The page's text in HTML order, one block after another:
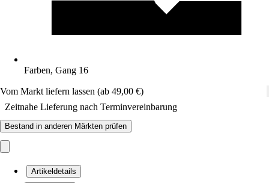
Farben, Gang 16
Vom Markt liefern lassen (ab 49,00 €)
Zeitnahe Lieferung nach Terminvereinbarung
Bestand in anderen Märkten prüfen
Artikeldetails